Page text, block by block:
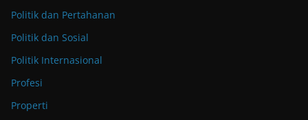
Politik dan Pertahanan
Politik dan Sosial
Politik Internasional
Profesi
Properti